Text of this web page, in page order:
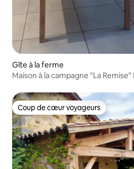
Gîte à la ferme
Maison à la campagne "La
Coup de cœur voyageurs
Coup de cœur voyageurs